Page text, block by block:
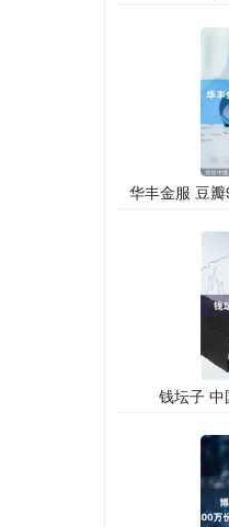
华丰金服 豆
钱坛子 中